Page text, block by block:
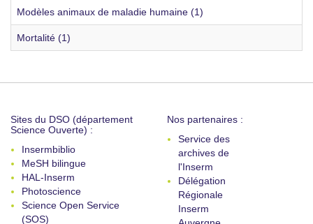
Modèles animaux de maladie humaine (1)
Mortalité (1)
Sites du DSO (département
Science Ouverte) :
Insermbiblio
MeSH bilingue
HAL-Inserm
Photoscience
Science Open Service
(SOS)
Nos partenaires :
Service des
archives de
l'Inserm
Délégation
Régionale
Inserm